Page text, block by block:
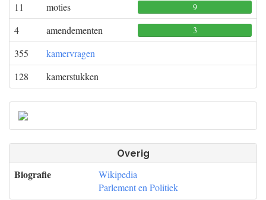
11 moties 9
4 amendementen 3
355
kamervragen
128
kamerstukken
Overig
Biografie
Wikipedia
Parlement en Politiek